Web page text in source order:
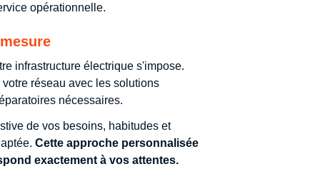
opérationnelle.
infrastructure électrique s'impose.
réseau avec les solutions
nécessaires.
de vos besoins, habitudes et
Cette approche personnalisée
exactement à vos attentes.